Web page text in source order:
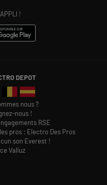
!
DEPOT
nous ?
nous !
RSE
pros : Electro Des Pros
son Everest !
Valiuz